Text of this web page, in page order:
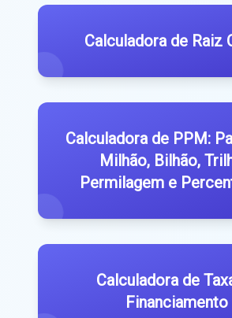
Calculadora de Raiz
Calculadora de PPM:
Milhão, Bilhão,
Permilagem e
Calculadora de
Financiamento